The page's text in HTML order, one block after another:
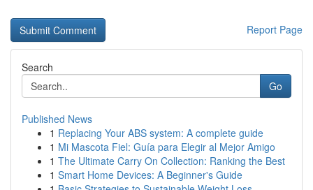
Report Page
Search
Go
Published News
1 Replacing Your ABS system: A complete guide
1 Mi Mascota Fiel: Guía para Elegir al Mejor Amigo
1 The Ultimate Carry On Collection: Ranking the Best
1 Smart Home Devices: A Beginner's Guide